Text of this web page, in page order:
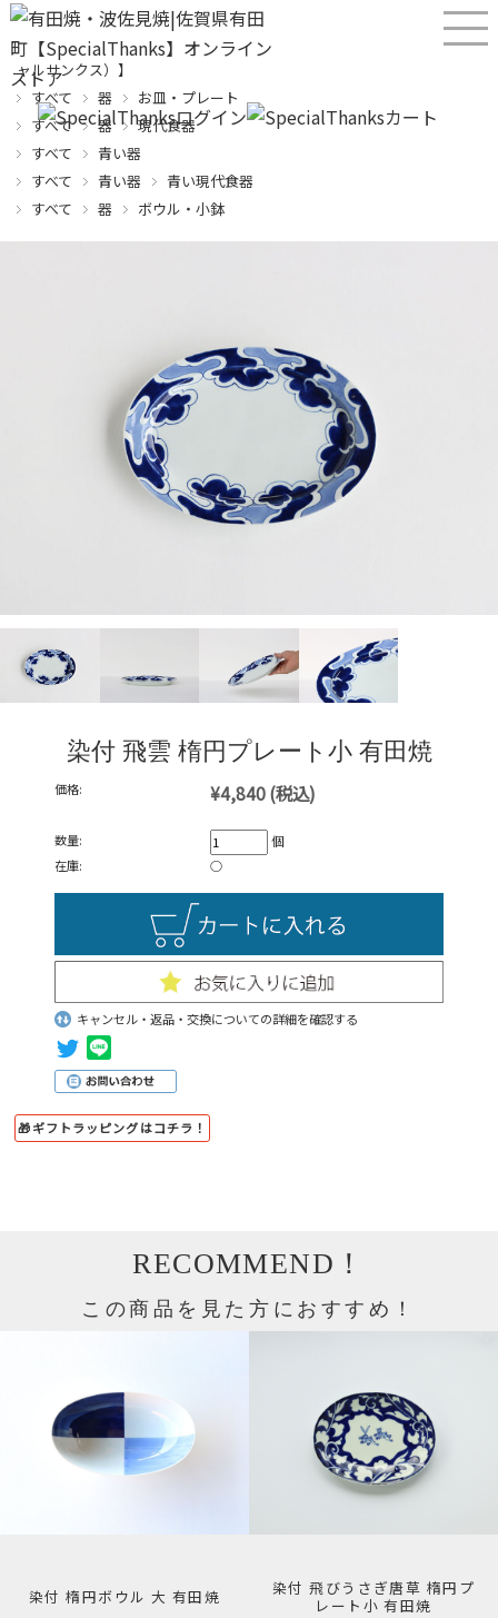
産直！有田焼、波佐見焼オンラインショップ【SPECIALTHANKS（スペシ
ャルサンクス）】
すべて
器
お皿・プレート
すべて
器
現代食器
すべて
青い器
すべて
青い器
青い現代食器
すべて
器 ボウル・小鉢
染付 飛雲 楕円プレート小 有田焼
価格: ¥4,840(税込)
数量:
個
在庫:
○
キャンセル・返品・交換についての詳細を確認する
🎁ギフトラッピングはコチラ！
RECOMMEND！
この商品を見た方におすすめ！
染付 楕円ボウル 大 有田焼
染付 飛びうさぎ唐草 楕円プ
レート小 有田焼